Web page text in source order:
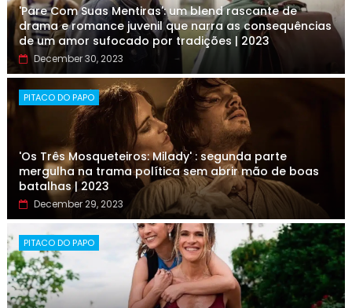
'Pare Com Suas Mentiras': um blend rascante de
drama e romance juvenil que narra as consequências
de um amor sufocado por tradições | 2023
December 30, 2023
PITACO DO PAPO
'Os Três Mosqueteiros: Milady' : segunda parte
mergulha na trama política sem abrir mão de boas
batalhas | 2023
December 29, 2023
PITACO DO PAPO